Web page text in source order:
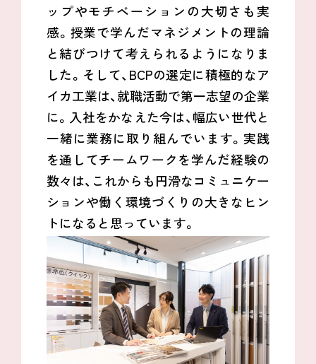
ップやモチベーションの大切さも実
感。授業で学んだマネジメントの理論
と結びつけて考えられるようになりま
した。そして、BCPの選定に積極的なア
イカ工業は、就職活動で第一志望の企業
に。入社をかなえた今は、幅広い世代と
一緒に業務に取り組んでいます。実践
を通してチームワークを学んだ経験の
数々は、これからも円滑なコミュニケー
ションや働く環境づくりの大きなヒン
トになると思っています。